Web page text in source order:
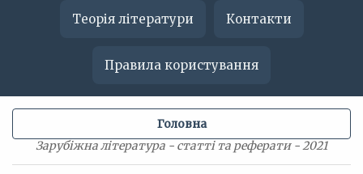
Теорія літератури Контакти
Правила користування
Зарубіжна література - статті та реферати - 2021
Головна